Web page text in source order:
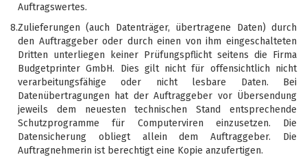
Auftragswertes.
8.Zulieferungen (auch Datenträger, übertragene Daten) durch
den Auftraggeber oder durch einen von ihm eingeschalteten
Dritten unterliegen keiner Prüfungspflicht seitens die Firma
Budgetprinter GmbH. Dies gilt nicht für offensichtlich nicht
verarbeitungsfähige oder nicht lesbare Daten. Bei
Datenübertragungen hat der Auftraggeber vor Übersendung
jeweils dem neuesten technischen Stand entsprechende
Schutzprogramme für Computerviren einzusetzen. Die
Datensicherung obliegt allein dem Auftraggeber. Die
Auftragnehmerin ist berechtigt eine Kopie anzufertigen.